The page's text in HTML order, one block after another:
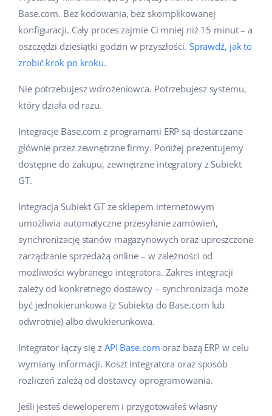
Base.com. Bez kodowania, bez skomplikowanej
konfiguracji. Cały proces zajmie Ci mniej niż 15 minut – a
oszczędzi dziesiątki godzin w przyszłości. Sprawdź, jak to
zrobić krok po kroku.
Nie potrzebujesz wdrożeniowca. Potrzebujesz systemu,
który działa od razu.
Integracje Base.com z programami ERP są dostarczane
głównie przez zewnętrzne firmy. Poniżej prezentujemy
dostępne do zakupu, zewnętrzne integratory z Subiekt
GT.
Integracja Subiekt GT ze sklepem internetowym
umożliwia automatyczne przesyłanie zamówień,
synchronizację stanów magazynowych oraz uproszczone
zarządzanie sprzedażą online – w zależności od
możliwości wybranego integratora. Zakres integracji
zależy od konkretnego dostawcy – synchronizacja może
być jednokierunkowa (z Subiekta do Base.com lub
odwrotnie) albo dwukierunkowa.
Integrator łączy się z API Base.com oraz bazą ERP w celu
wymiany informacji. Koszt integratora oraz sposób
rozliczeń zależą od dostawcy oprogramowania.
Jeśli jesteś deweloperem i przygotowałeś własny